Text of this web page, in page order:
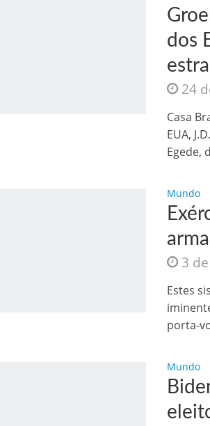
INTRIGANTE:
dos
24
Casa
EUA,
Egede,
Mundo
3
Estes
porta-
Mundo